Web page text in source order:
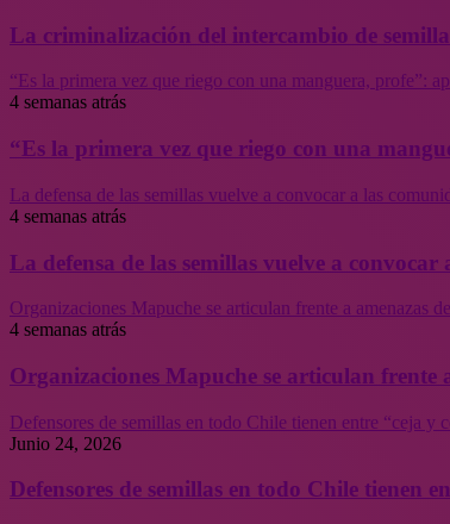
La criminalización del intercambio de
“Es la primera vez que riego con una manguera, profe”:
4 semanas atrás
“Es la primera vez que riego con una
La defensa de las semillas vuelve a convocar a las
4 semanas atrás
La defensa de las semillas vuelve a
Organizaciones Mapuche se articulan frente a amenazas
4 semanas atrás
Organizaciones Mapuche se articulan
Defensores de semillas en todo Chile tienen entre “ceja y
Junio 24, 2026
Defensores de semillas en todo Chile tienen